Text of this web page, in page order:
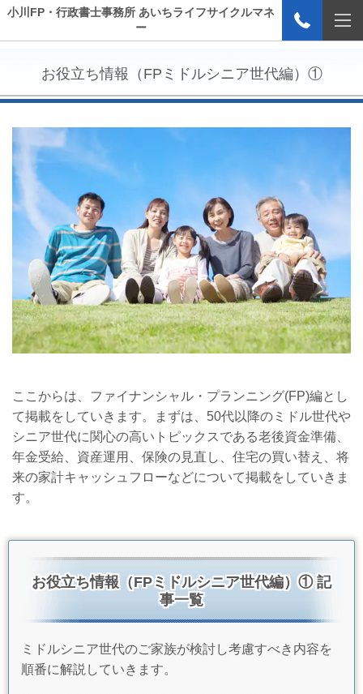
小川FP・行政書士事務所 あいちライフサイクルマネ
ー
お役立ち情報（FPミドルシニア世代編）①
ここからは、ファイナンシャル・プランニング(FP)編とし
て掲載をしていきます。まずは、50代以降のミドル世代や
シニア世代に関心の高いトピックスである老後資金準備、
年金受給、資産運用、保険の見直し、住宅の買い替え、将
来の家計キャッシュフローなどについて掲載をしていきま
す。
お役立ち情報（FPミドルシニア世代編）① 記
事一覧
ミドルシニア世代のご家族が検討し考慮すべき内容を
順番に解説していきます。